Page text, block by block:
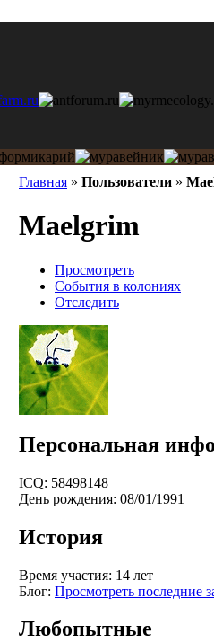
Главная » Пользователи »
Maelgrim
Просмотреть
События в колониях
Отследить
Персональная
ICQ: 58498148
День рождения: 08/01/1991
История
Время участия: 14 лет
Блог: Просмотреть последние
Любопытные